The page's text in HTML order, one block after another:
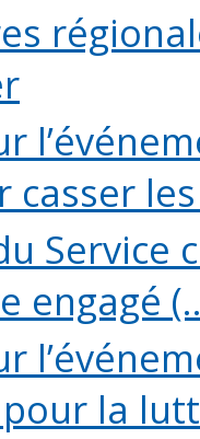
casser les
Service
engagé
la